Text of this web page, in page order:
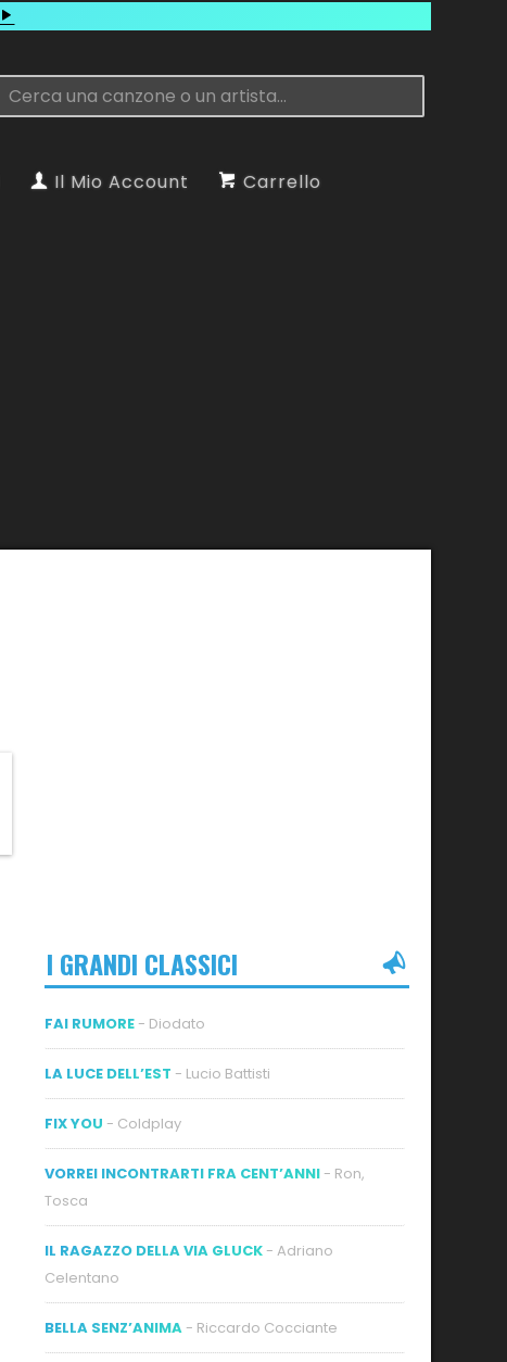
Il Mio Account Carrello
I GRANDI CLASSICI
FAI RUMORE - Diodato
LA LUCE DELL’EST - Lucio Battisti
FIX YOU - Coldplay
VORREI INCONTRARTI FRA CENT’ANNI - Ron,
Tosca
IL RAGAZZO DELLA VIA GLUCK - Adriano
Celentano
BELLA SENZ’ANIMA - Riccardo Cocciante